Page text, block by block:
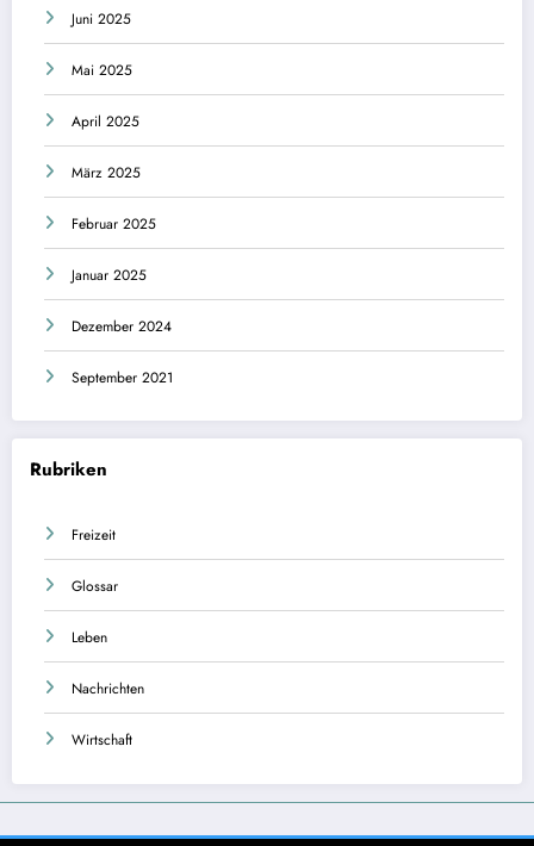
Juni 2025
Mai 2025
April 2025
März 2025
Februar 2025
Januar 2025
Dezember 2024
September 2021
Rubriken
Freizeit
Glossar
Leben
Nachrichten
Wirtschaft